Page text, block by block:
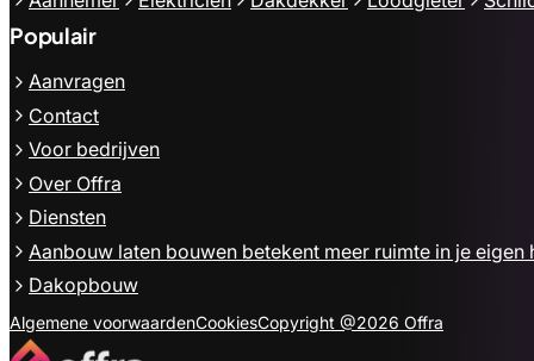
Populair
Aanvragen
Contact
Voor bedrijven
Over Offra
Diensten
Aanbouw laten bouwen betekent meer ruimte in je eigen
Dakopbouw
Algemene voorwaardenCookiesCopyright @2026 Offra